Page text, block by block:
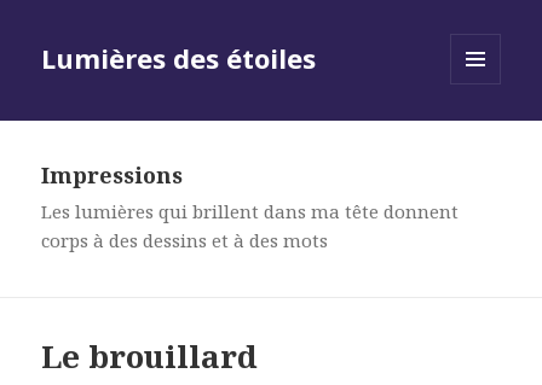
Lumières des étoiles
Impressions
Les lumières qui brillent dans ma tête donnent
corps à des dessins et à des mots
Le brouillard